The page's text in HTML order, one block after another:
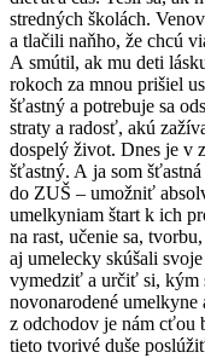
stredných školách.
a tlačili naňho, že chcú
A smútil, ak mu deti
rokoch za mnou prišiel
šťastný a potrebuje sa
straty a radosť, akú
dospelý život. Dnes je v
šťastný. A ja som
do ZUŠ – umožniť
umelkyniam štart k ich
na rast, učenie sa,
aj umelecky skúšali
vymedziť a určiť si, kým
novonarodené
z odchodov je nám cťou
tieto tvorivé duše